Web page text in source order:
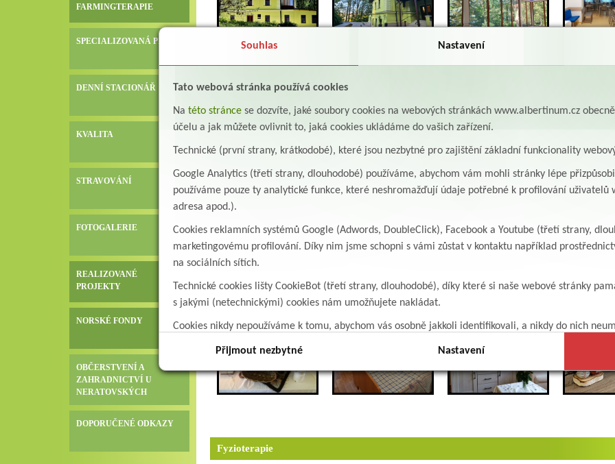
FARMINGTERAPIE
SPECIALIZOVANÁ PÉČE
DENNÍ STACIONÁŘ
KVALITA
STRAVOVÁNÍ
FOTOGALERIE
REALIZOVANÉ
PROJEKTY
NORSKÉ FONDY
OBČERSTVENÍ A
ZAHRADNICTVÍ U
NERATOVSKÝCH
DOPORUČENÉ ODKAZY
Paliativní a hospicová péče
Fyzioterapie
Souhlas Nastavení
Tato webová stránka používá cookies
Na této stránce se dozvíte, jaké soubory cookies na webových stránkách www.albertinum.cz
účelu a jak můžete ovlivnit to, jaká cookies ukládáme do vašich zařízení.
Technické (první strany, krátkodobé), které jsou nezbytné pro zajištění základní funkcionality
Google Analytics (třetí strany, dlouhodobé) používáme, abychom vám mohli stránky lépe
používáme pouze ty analytické funkce, které neshromažďují údaje potřebné k profilování uživatelů
adresa apod.).
Cookies reklamních systémů Google (Adwords, DoubleClick), Facebook a Youtube (třetí strany,
marketingovému profilování. Díky nim jsme schopni s vámi zůstat v kontaktu například
na sociálních sítích.
Technické cookies lišty CookieBot (třetí strany, dlouhodobé), díky které si naše webové stránky
s jakými (netechnickými) cookies nám umožňujete nakládat.
Cookies nikdy nepoužíváme k tomu, abychom vás osobně jakkoli identifikovali, a nikdy do nich
Přijmout nezbytné Nastavení